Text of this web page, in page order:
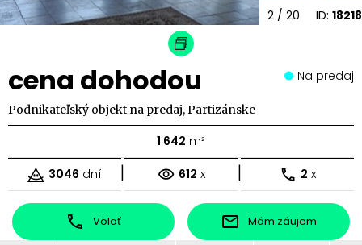
ID: 18218
2 / 20
cena dohodou Na predaj
Podnikateľský objekt na predaj, Partizánske
1 642 m²
3046 dní | 612 x | 2 x
Volať Mám záujem